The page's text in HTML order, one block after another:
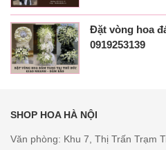
Đặt vòng hoa
0919253139
SHOP HOA HÀ NỘI
Văn phòng: Khu 7, Thị Trấn Trạm